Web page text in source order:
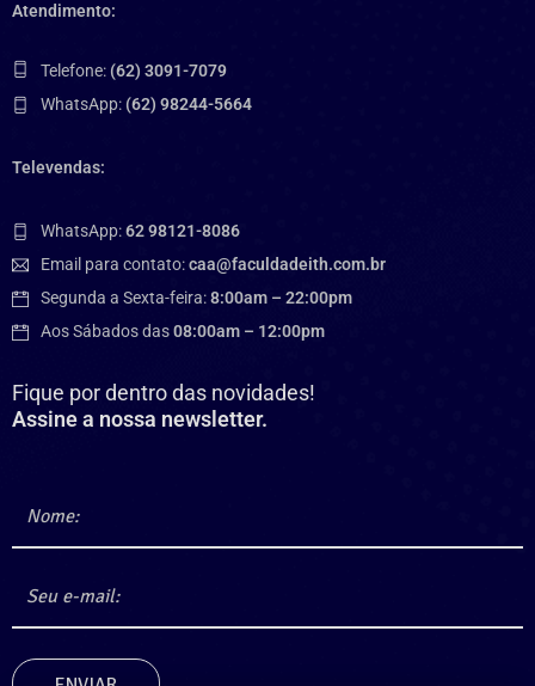
Atendimento:
Telefone: (62) 3091-7079
WhatsApp: (62) 98244-5664
Televendas:
WhatsApp:62 98121-8086
Email para contato:caa@faculdadeith.com.br
Segunda a Sexta-feira:8:00am – 22:00pm
Aos Sábados das08:00am – 12:00pm
Fique por dentro das novidades!
Assine a nossa newsletter.